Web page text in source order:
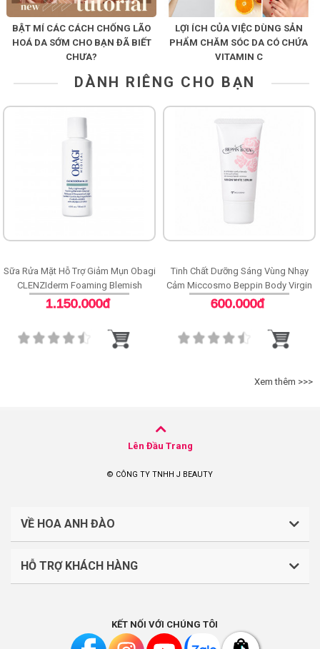
BẬT MÍ CÁC CÁCH CHỐNG LÃO
HOÁ DA SỚM CHO BẠN ĐÃ BIẾT
CHƯA?
LỢI ÍCH CỦA VIỆC DÙNG SẢN
PHẨM CHĂM SÓC DA CÓ CHỨA
VITAMIN C
DÀNH RIÊNG CHO BẠN
Sữa Rửa Mặt Hỗ Trợ Giảm Mụn Obagi
CLENZIderm Foaming Blemish
Cleanser
1.150.000đ
Tinh Chất Dưỡng Sáng Vùng Nhạy
Cảm Miccosmo Beppin Body Virgin
White Serum
600.000đ
Xem thêm >>>
Lên Đầu Trang
© CÔNG TY TNHH J BEAUTY
VỀ HOA ANH ĐÀO
CÔNG TY TNHH J BEAUTY
Liên hệ: (028).7303.9118
HỖ TRỢ KHÁCH HÀNG
Chính sách vận chuyển, giao nhận
KẾT NỐI VỚI CHÚNG TÔI